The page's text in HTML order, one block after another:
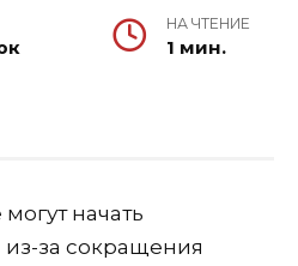
НА ЧТЕНИЕ
1 мин.
начать
из-за сокращения